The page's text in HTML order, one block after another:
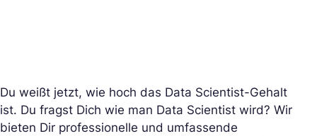
Du weißt jetzt, wie hoch das Data Scientist-Gehalt
ist. Du fragst Dich wie man Data Scientist wird? Wir
bieten Dir professionelle und umfassende